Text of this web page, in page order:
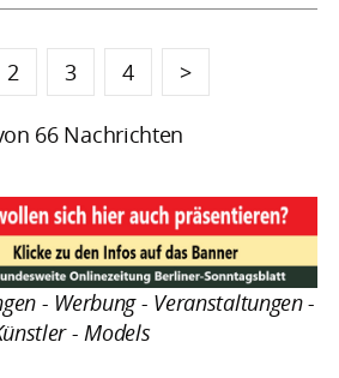
2 3 4 >
66 Nachrichten
- Werbung - Veranstaltungen -
- Models